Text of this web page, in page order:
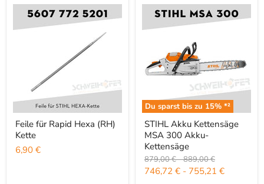
Feile für Rapid Hexa (RH) Kette
Feile für Rapid Hexa (RH)
Kette
6,90 €
Du sparst bis zu 15% *²
STIHL Akku Kettensäge MSA
STIHL Akku Kettensäge
MSA 300 Akku-
Kettensäge
Ursprünglicher Preis
879,00 €-Ursprünglicher Preis
889,00 €
746,72 € - 755,21 €